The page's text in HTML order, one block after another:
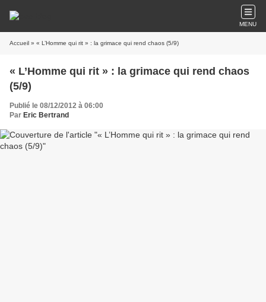
MENU
Accueil » « L’Homme qui rit » : la grimace qui rend chaos (5/9)
« L’Homme qui rit » : la grimace qui rend chaos
(5/9)
Publié le 08/12/2012 à 06:00
Par Eric Bertrand